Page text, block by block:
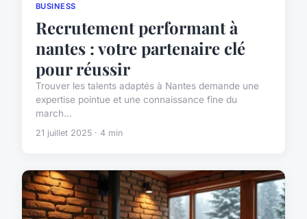
BUSINESS
Recrutement performant à
nantes : votre partenaire clé
pour réussir
Trouver les talents adaptés à Nantes demande une
expertise pointue et une connaissance fine du
march...
21 juillet 2025 · 4 min